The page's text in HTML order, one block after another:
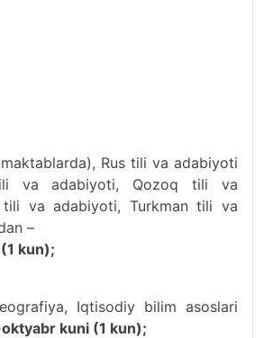
Rus tili va adabiyoti
va adabiyoti, Qozoq tili va
va adabiyoti, Turkman tili va
–
kun);
Iqtisodiy bilim asoslari
kuni (1 kun);